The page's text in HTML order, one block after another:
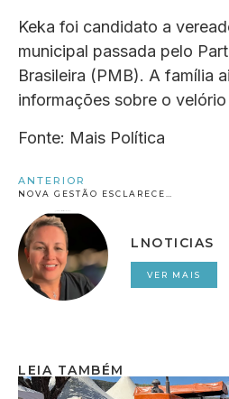
Keka foi candidato a
municipal passada pelo
Brasileira (PMB). A família
informações sobre o
Fonte: Mais Política
ANTERIOR
LNOTICIAS
VER MAIS
LEIA TAMBÉM